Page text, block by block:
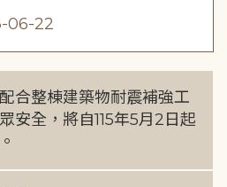
06-22
配合整棟建築物耐震補強工
安全，將自115年5月2日起